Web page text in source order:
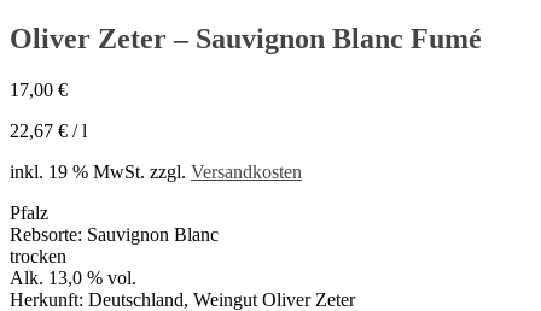
Oliver Zeter – Sauvignon Blanc Fumé
17,00 €
22,67 € /l
inkl. 19 % MwSt. zzgl. Versandkosten
Pfalz
Rebsorte: Sauvignon Blanc
trocken
Alk. 13,0 % vol.
Herkunft: Deutschland, Weingut Oliver Zeter